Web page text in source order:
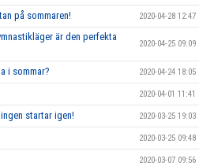
på sommaren! 2020-04-28 12:47
är den perfekta
2020-04-25 09:09
i sommar? 2020-04-24 18:05
2020-04-01 11:41
startar igen! 2020-03-25 19:03
2020-03-25 09:48
2020-03-07 09:56